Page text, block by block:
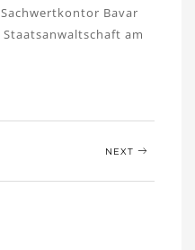
Sachwertkontor Bavar
Staatsanwaltschaft am
NEXT